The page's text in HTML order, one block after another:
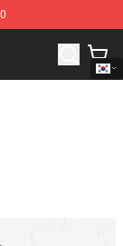
What We